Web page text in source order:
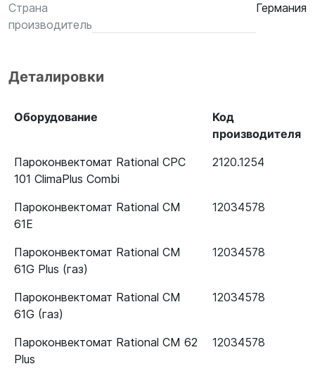
Страна
производитель
Германия
Деталировки
Оборудование
Код
производителя
Пароконвектомат Rational CPC
101 ClimaPlus Combi
2120.1254
Пароконвектомат Rational CM
61E
12034578
Пароконвектомат Rational CM
61G Plus (газ)
12034578
Пароконвектомат Rational CM
61G (газ)
12034578
Пароконвектомат Rational CM 62
Plus
12034578